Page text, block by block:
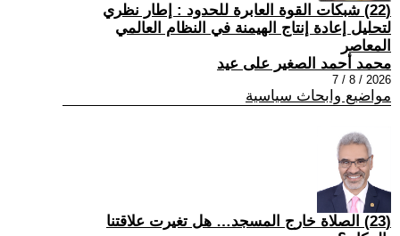
(22) شبكات القوة العابرة للحدود : إطار نظري
لتحليل إعادة إنتاج الهيمنة في النظام العالمي
المعاصر
محمد أحمد الصغير على عيد
2026 / 8 / 7
مواضيع وابحاث سياسية
(23) الصلاة خارج المسجد… هل تغيرت علاقتنا